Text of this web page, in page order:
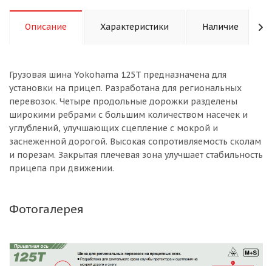
Описание Характеристики Наличие
Грузовая шина Yokohama 125T предназначена для
установки на прицеп. Разработана для региональных
перевозок. Четыре продольные дорожки разделены
широкими ребрами с большим количеством насечек и
углублений, улучшающих сцепление с мокрой и
заснеженной дорогой. Высокая сопротивляемость сколам
и порезам. Закрытая плечевая зона улучшает стабильность
прицепа при движении.
Фотогалерея